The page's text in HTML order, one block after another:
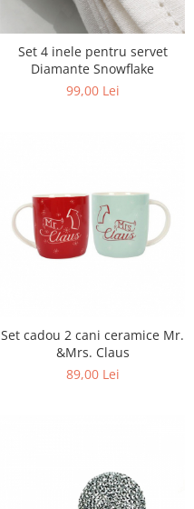
Set 4 inele pentru servet
Diamante Snowflake
99,00 Lei
Set cadou 2 cani ceramice Mr.
&Mrs. Claus
89,00 Lei